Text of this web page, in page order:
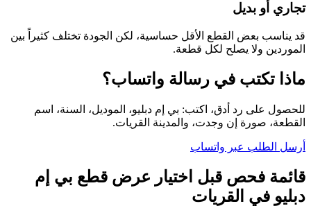
تجاري أو بديل
قد يناسب بعض القطع الأقل حساسية، لكن الجودة تختلف كثيراً بين
الموردين ولا يصلح لكل قطعة.
ماذا تكتب في رسالة واتساب؟
للحصول على رد أدق، اكتب: بي إم دبليو، الموديل، السنة، اسم
القطعة، صورة إن وجدت، والمدينة القريات.
أرسل الطلب عبر واتساب
قائمة فحص قبل اختيار عرض قطع بي إم
دبليو في القريات